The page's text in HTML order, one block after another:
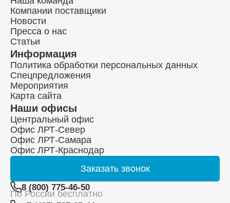
Информация
Политика обработки персональных данных
Спецпредложения
Мероприятия
Карта сайта
Компании поставщики
Новости
Пресса о нас
Статьи
Наши офисы
Центральный офис
Офис ЛРТ-Север
Офис ЛРТ-Самара
Офис ЛРТ-Краснодар
Заказать звонок
8 (800) 775-46-50
По России бесплатно